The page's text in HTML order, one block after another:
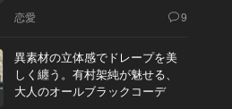
恋愛 9
異素材の立体感でドレープを美
しく纏う。有村架純が魅せる、
大人のオールブラックコーデ